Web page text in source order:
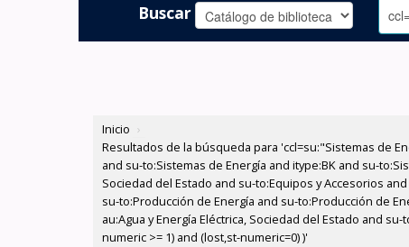
Buscar
Inicio ›
Resultados de la búsqueda para 'ccl=su:"Sistemas de
and su-to:Sistemas de Energía and itype:BK and su-
Sociedad del Estado and su-to:Equipos y Accesorios
su-to:Producción de Energía and su-to:Producción de
au:Agua y Energía Eléctrica, Sociedad del Estado and
numeric >= 1) and (lost,st-numeric=0) )'